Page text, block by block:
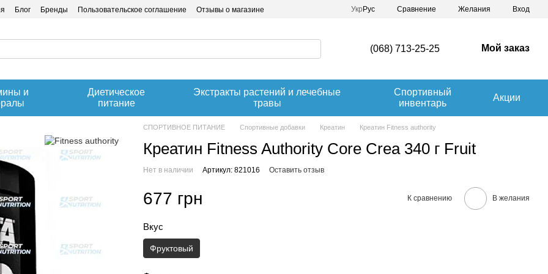
Блог Бренды Пользовательское соглашение Отзывы о магазине Укр Рус Сравнение Желания Вход
(068) 713-25-25 Мой заказ
и
Диетическое
питание
Экстракты растений и лечебные
травы
Спортивный
инвентарь
Акции
СПОРТИВНОЕ ПИТАНИЕ Спортивные добавки Креатин Креатин Fitness authority
Креатин Fitness Authority Core Crea 340 г Fruit
Нет в наличии Артикул: 821016 Оставить отзыв
677 грн К сравнению В желания
Вкус
Фруктовый